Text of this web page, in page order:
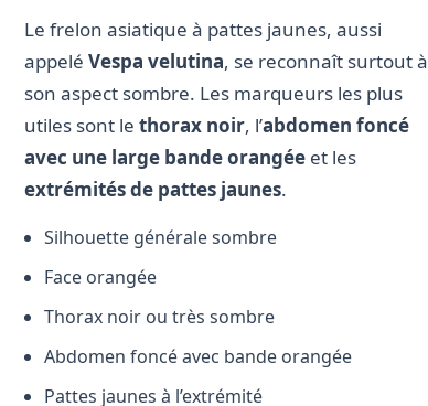
Le frelon asiatique à pattes jaunes, aussi
appelé Vespa velutina, se reconnaît surtout à
son aspect sombre. Les marqueurs les plus
utiles sont le thorax noir, l’abdomen foncé
avec une large bande orangée et les
extrémités de pattes jaunes.
Silhouette générale sombre
Face orangée
Thorax noir ou très sombre
Abdomen foncé avec bande orangée
Pattes jaunes à l’extrémité